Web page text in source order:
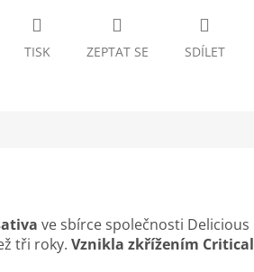
TISK ZEPTAT SE SDÍLET
ve sbírce společnosti Delicious
tři roky. Vznikla zkřížením Critical